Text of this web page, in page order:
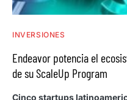
INVERSIONES
Endeavor potencia el
de su ScaleUp Program
Cinco startups